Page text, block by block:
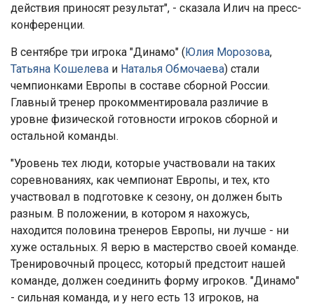
действия приносят результат", - сказала Илич на пресс-
конференции.
В сентябре три игрока "Динамо" (Юлия Морозова,
Татьяна Кошелева и Наталья Обмочаева) стали
чемпионками Европы в составе сборной России.
Главный тренер прокомментировала различие в
уровне физической готовности игроков сборной и
остальной команды.
"Уровень тех люди, которые участвовали на таких
соревнованиях, как чемпионат Европы, и тех, кто
участвовал в подготовке к сезону, он должен быть
разным. В положении, в котором я нахожусь,
находится половина тренеров Европы, ни лучше - ни
хуже остальных. Я верю в мастерство своей команде.
Тренировочный процесс, который предстоит нашей
команде, должен соединить форму игроков. "Динамо"
- сильная команда, и у него есть 13 игроков, на